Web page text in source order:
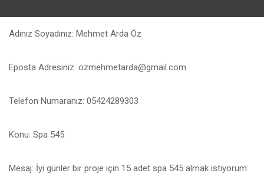
Adınız Soyadınız: Mehmet Arda Öz
Eposta Adresiniz: ozmehmetarda@gmail.com
Telefon Numaranız: 05424289303
Konu: Spa 545
Mesaj: İyi günler bir proje için 15 adet spa 545 almak istiyorum